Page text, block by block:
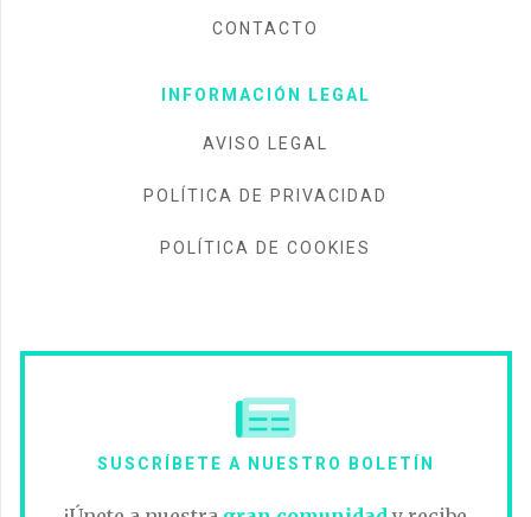
CONTACTO
INFORMACIÓN LEGAL
AVISO LEGAL
POLÍTICA DE PRIVACIDAD
POLÍTICA DE COOKIES
SUSCRÍBETE A NUESTRO BOLETÍN